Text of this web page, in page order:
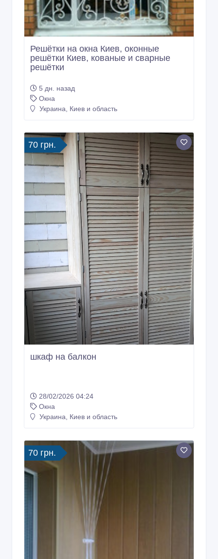
Решётки на окна Киев, оконные
решётки Киев, кованые и сварные
решётки
5 дн. назад
Окна
Украина, Киев и область
70 грн.
шкаф на балкон
28/02/2026 04:24
Окна
Украина, Киев и область
70 грн.